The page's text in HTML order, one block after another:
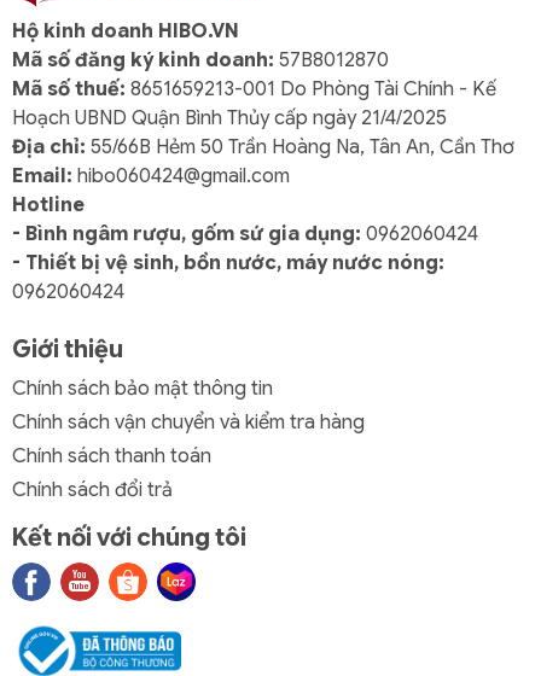
Hộ kinh doanh HIBO.VN
Mã số đăng ký kinh doanh: 57B8012870
Mã số thuế: 8651659213-001 Do Phòng Tài Chính - Kế
Hoạch UBND Quận Bình Thủy cấp ngày 21/4/2025
Địa chỉ: 55/66B Hẻm 50 Trần Hoàng Na, Tân An, Cần Thơ
Email: hibo060424@gmail.com
Hotline
- Bình ngâm rượu, gốm sứ gia dụng: 0962060424
- Thiết bị vệ sinh, bồn nước, máy nước nóng:
0962060424
Giới thiệu
Chính sách bảo mật thông tin
Chính sách vận chuyển và kiểm tra hàng
Chính sách thanh toán
Chính sách đổi trả
Kết nối với chúng tôi